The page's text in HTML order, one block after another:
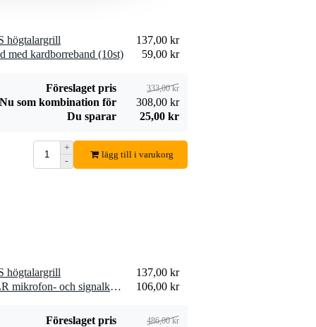
signalkabel stereo
jack-jack 10 meter
106,00 kr
Devine SPE25/R
högtalargrill
137,00 kr
med kardborreband (10st)
59,00 kr
Föreslaget pris 333,00 kr
Nu som kombination för
308,00 kr
Du sparar
25,00 kr
+
-
lägg till i varukorg
högtalargrill
137,00 kr
2 x Devine MIC100/10 XLR mikrofon- och signalkabel 10 meter
106,00 kr
Föreslaget pris 486,00 kr